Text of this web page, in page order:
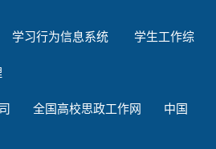
学习行为信息系统 学生工作综
全国高校思政工作网 中国